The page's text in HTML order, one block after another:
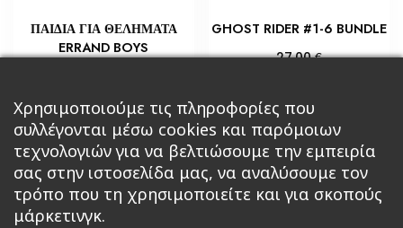
ΠΑΙΔΙΑ ΓΙΑ ΘΕΛΗΜΑΤΑ
ERRAND BOYS
Προσθήκη στο καλάθι
GHOST RIDER #1-6 BUNDLE
27,00€
Χρησιμοποιούμε τις πληροφορίες που
συλλέγονται μέσω cookies και παρόμοιων
τεχνολογιών για να βελτιώσουμε την εμπειρία
σας στην ιστοσελίδα μας, να αναλύσουμε τον
τρόπο που τη χρησιμοποιείτε και για σκοπούς
μάρκετινγκ.